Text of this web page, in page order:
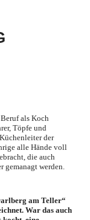
als Koch
Töpfe und
der
alle Hände voll
die auch
gemanagt werden.
am Teller“
War das auch